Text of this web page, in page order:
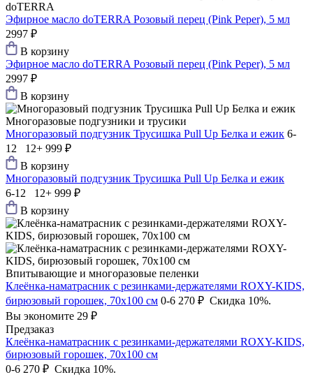
doTERRA
Эфирное масло doTERRA Розовый перец (Pink Peper), 5 мл
2997 ₽
В корзину
Эфирное масло doTERRA Розовый перец (Pink Peper), 5 мл
2997 ₽
В корзину
Многоразовые подгузники и трусики
Многоразовый подгузник Трусишка Pull Up Белка и ежик 6-
12 12+ 999 ₽
В корзину
Многоразовый подгузник Трусишка Pull Up Белка и ежик
6-12 12+ 999 ₽
В корзину
Впитывающие и многоразовые пеленки
Клеёнка-наматрасник с резинками-держателями ROXY-KIDS,
бирюзовый горошек, 70х100 см 0-6 270 ₽ Скидка 10%.
Вы экономите 29 ₽
Предзаказ
Клеёнка-наматрасник с резинками-держателями ROXY-KIDS,
бирюзовый горошек, 70х100 см
0-6 270 ₽ Скидка 10%.